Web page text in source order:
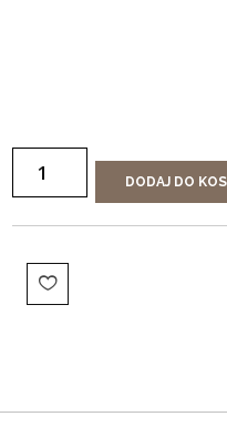
DODAJ DO